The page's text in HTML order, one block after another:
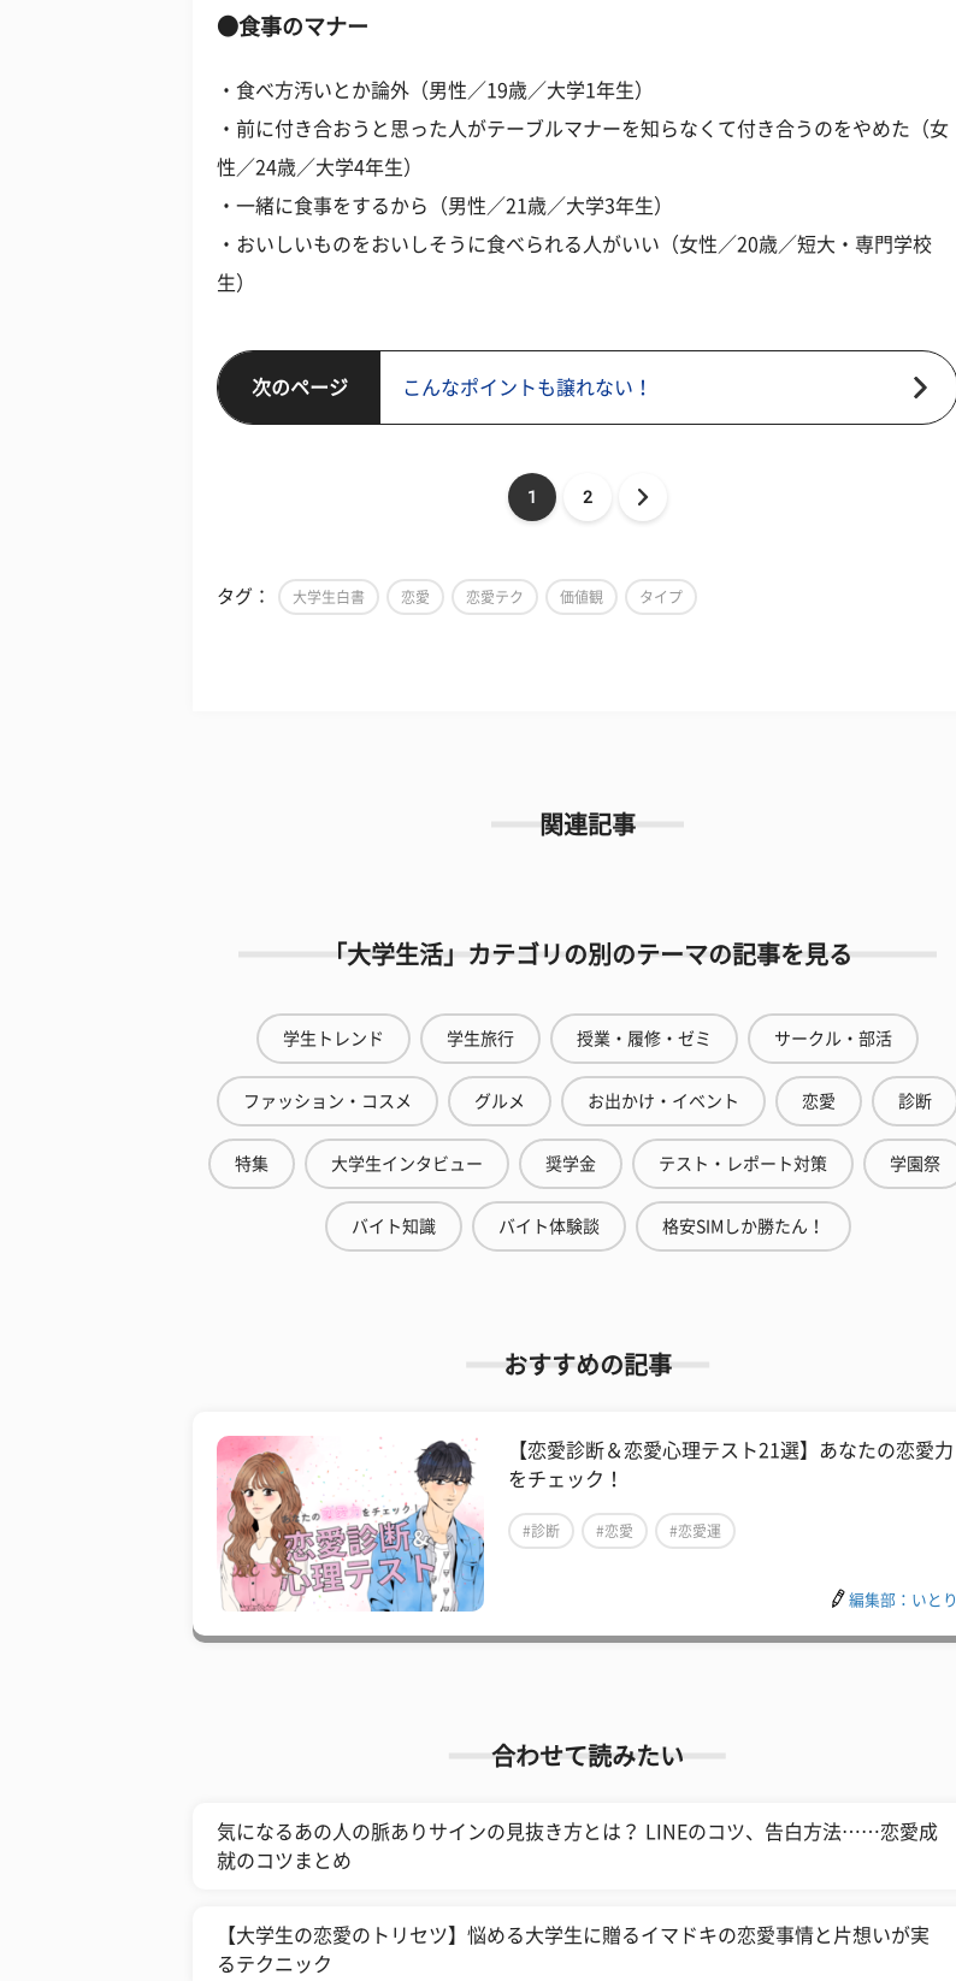
●食事のマナー
・食べ方汚いとか論外（男性／19歳／大学1年生）
・前に付き合おうと思った人がテーブルマナーを知らなくて付き合うのをやめた（女
性／24歳／大学4年生）
・一緒に食事をするから（男性／21歳／大学3年生）
・おいしいものをおいしそうに食べられる人がいい（女性／20歳／短大・専門学校
生）
次のページ こんなポイントも譲れない！
1 2
タグ： 大学生白書 恋愛 恋愛テク 価値観 タイプ
関連記事
「大学生活」カテゴリの別のテーマの記事を見る
学生トレンド 学生旅行 授業・履修・ゼミ サークル・部活
ファッション・コスメ グルメ お出かけ・イベント 恋愛 診断
特集 大学生インタビュー 奨学金 テスト・レポート対策 学園祭
バイト知識 バイト体験談 格安SIMしか勝たん！
おすすめの記事
【恋愛診断＆恋愛心理テスト21選】あなたの恋愛力
をチェック！
#診断 #恋愛 #恋愛運
編集部：いとり
合わせて読みたい
気になるあの人の脈ありサインの見抜き方とは？ LINEのコツ、告白方法……恋愛成
就のコツまとめ
【大学生の恋愛のトリセツ】悩める大学生に贈るイマドキの恋愛事情と片想いが実
るテクニック